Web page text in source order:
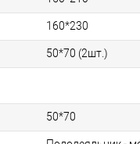
160*230
50*70 (2шт.)
50*70